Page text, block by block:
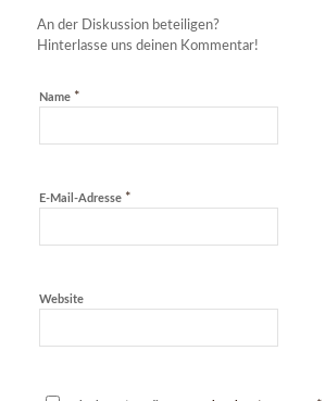
An der Diskussion beteiligen?
Hinterlasse uns deinen Kommentar!
Name *
E-Mail-Adresse *
Website